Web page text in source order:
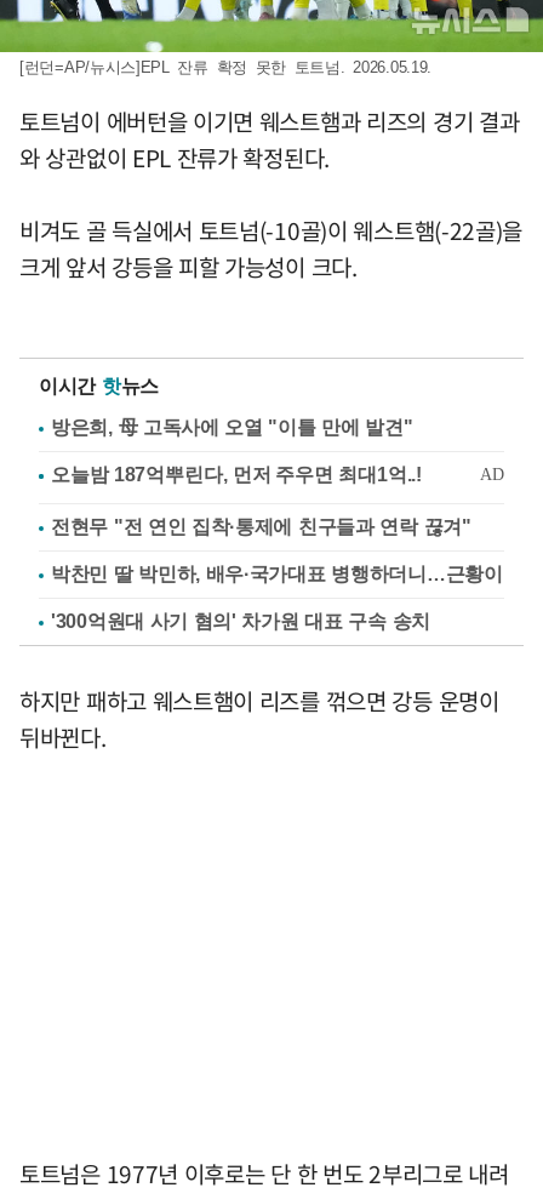
[런던=AP/뉴시스]EPL 잔류 확정 못한 토트넘. 2026.05.19.
토트넘이 에버턴을 이기면 웨스트햄과 리즈의 경기 결과
와 상관없이 EPL 잔류가 확정된다.
비겨도 골 득실에서 토트넘(-10골)이 웨스트햄(-22골)을
크게 앞서 강등을 피할 가능성이 크다.
이시간 핫뉴스
방은희, 母 고독사에 오열 "이틀 만에 발견"
전현무 "전 연인 집착·통제에 친구들과 연락 끊겨"
박찬민 딸 박민하, 배우·국가대표 병행하더니…근황이
'300억원대 사기 혐의' 차가원 대표 구속 송치
하지만 패하고 웨스트햄이 리즈를 꺾으면 강등 운명이
뒤바뀐다.
토트넘은 1977년 이후로는 단 한 번도 2부리그로 내려